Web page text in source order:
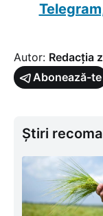
Autor: Redacția
Abonează-te
Știri